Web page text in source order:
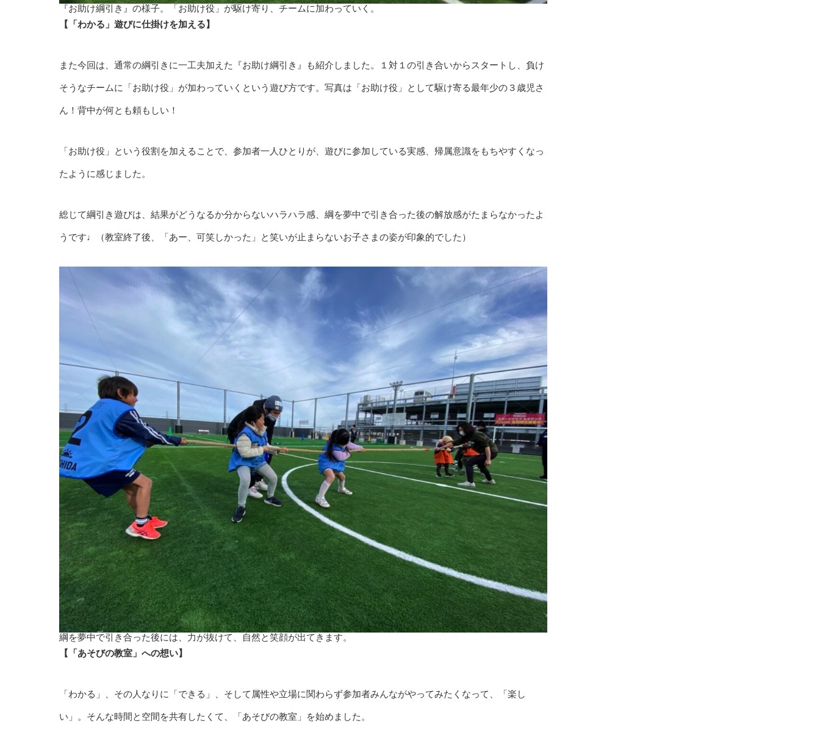
『お助け綱引き』の様子。「お助け役」が駆け寄り、チームに加わっていく。
【「わかる」遊びに仕掛けを加える】
また今回は、通常の綱引きに一工夫加えた『お助け綱引き』も紹介しました。１対１の引き合いからスタートし、負け
そうなチームに「お助け役」が加わっていくという遊び方です。写真は「お助け役」として駆け寄る最年少の３歳児さ
ん！背中が何とも頼もしい！
「お助け役」という役割を加えることで、参加者一人ひとりが、遊びに参加している実感、帰属意識をもちやすくなっ
たように感じました。
総じて綱引き遊びは、結果がどうなるか分からないハラハラ感、綱を夢中で引き合った後の解放感がたまらなかったよ
うです♩（教室終了後、「あー、可笑しかった」と笑いが止まらないお子さまの姿が印象的でした）
綱を夢中で引き合った後には、力が抜けて、自然と笑顔が出てきます。
【「あそびの教室」への想い】
「わかる」、その人なりに「できる」、そして属性や立場に関わらず参加者みんながやってみたくなって、「楽し
い」。そんな時間と空間を共有したくて、「あそびの教室」を始めました。